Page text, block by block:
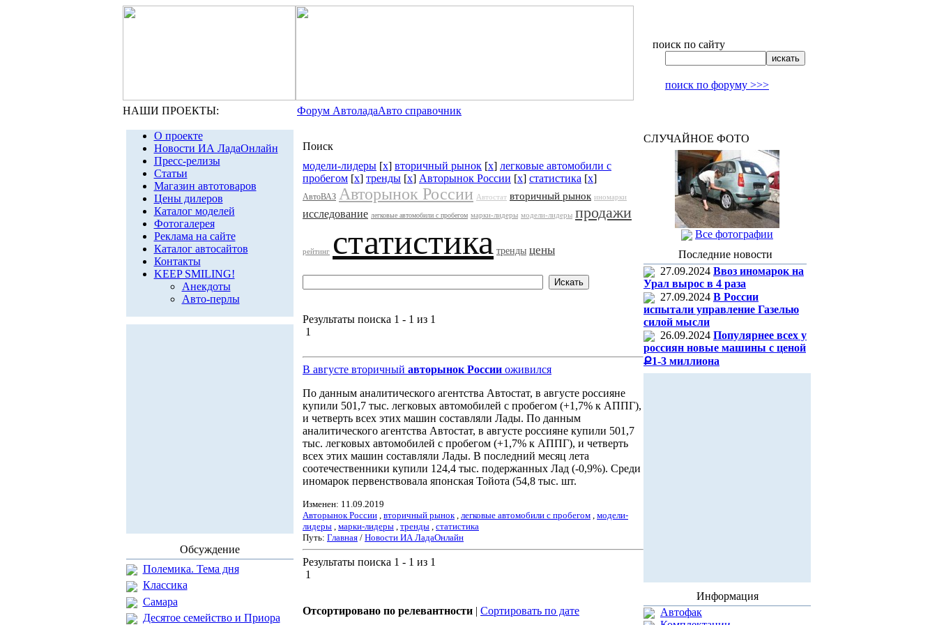
поиск по сайту
поиск по форуму >>>
НАШИ ПРОЕКТЫ: Форум АвтоладаАвто справочник
О проекте
Новости ИА ЛадаОнлайн
Пресс-релизы
Статьи
Магазин автотоваров
Цены дилеров
Каталог моделей
Фотогалерея
Реклама на сайте
Каталог автосайтов
Контакты
KEEP SMILING!
Анекдоты
Авто-перлы
Обсуждение
Полемика. Тема дня
Классика
Самара
Десятое семейство и Приора
Поиск
модели-лидеры [x] вторичный рынок [x] легковые автомобили с
пробегом [x] тренды [x] Авторынок России [x] статистика [x]
АвтоВАЗ Авторынок России Автостат вторичный рынок иномарки
исследование легковые автомобили с пробегом марки-лидеры модели-лидеры продажи
рейтинг статистика тренды цены
Результаты поиска 1 - 1 из 1
1
В августе вторичный авторынок России оживился
По данным аналитического агентства Автостат, в августе россияне
купили 501,7 тыс. легковых автомобилей с пробегом (+1,7% к АППГ),
и четверть всех этих машин составляли Лады. По данным
аналитического агентства Автостат, в августе россияне купили 501,7
тыс. легковых автомобилей с пробегом (+1,7% к АППГ), и четверть
всех этих машин составляли Лады. В последний месяц лета
соотечественники купили 124,4 тыс. подержанных Лад (-0,9%). Среди
иномарок первенствовала японская Тойота (54,8 тыс. шт.
Изменен: 11.09.2019
Авторынок России , вторичный рынок, легковые автомобили с пробегом , модели-
лидеры , марки-лидеры , тренды , статистика
Путь: Главная / Новости ИА ЛадаОнлайн
Результаты поиска 1 - 1 из 1
1
Отсортировано по релевантности | Сортировать по дате
СЛУЧАЙНОЕ ФОТО
Все фотографии
Последние новости
27.09.2024 Ввоз иномарок на
Урал вырос в 4 раза
27.09.2024 В России
испытали управление Газелью
силой мысли
26.09.2024 Популярнее всех у
россиян новые машины с ценой
Ք1-3 миллиона
Информация
Автофак